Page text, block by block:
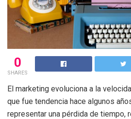
0
SHARES
El marketing evoluciona a la
que fue tendencia hace algunos
representar una pérdida de tiempo,